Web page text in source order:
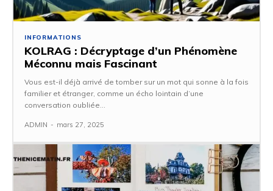
INFORMATIONS
KOLRAG : Décryptage d’un Phénomène
Méconnu mais Fascinant
Vous est-il déjà arrivé de tomber sur un mot qui sonne à la fois
familier et étranger, comme un écho lointain d’une
conversation oubliée...
ADMIN - mars 27, 2025